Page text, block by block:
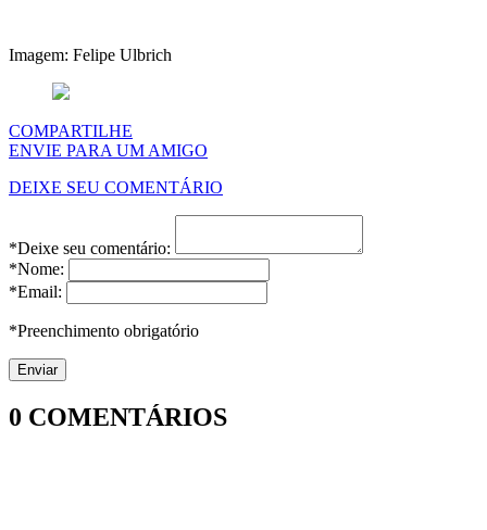
Imagem: Felipe Ulbrich
COMPARTILHE
ENVIE PARA UM AMIGO
DEIXE SEU COMENTÁRIO
*Deixe seu comentário:
*Nome:
*Email:
*Preenchimento obrigatório
0 COMENTÁRIOS